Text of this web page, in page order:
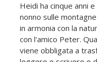
Heidi ha cinque anni
nonno sulle
in armonia con la
con l'amico Peter.
viene obbligata a